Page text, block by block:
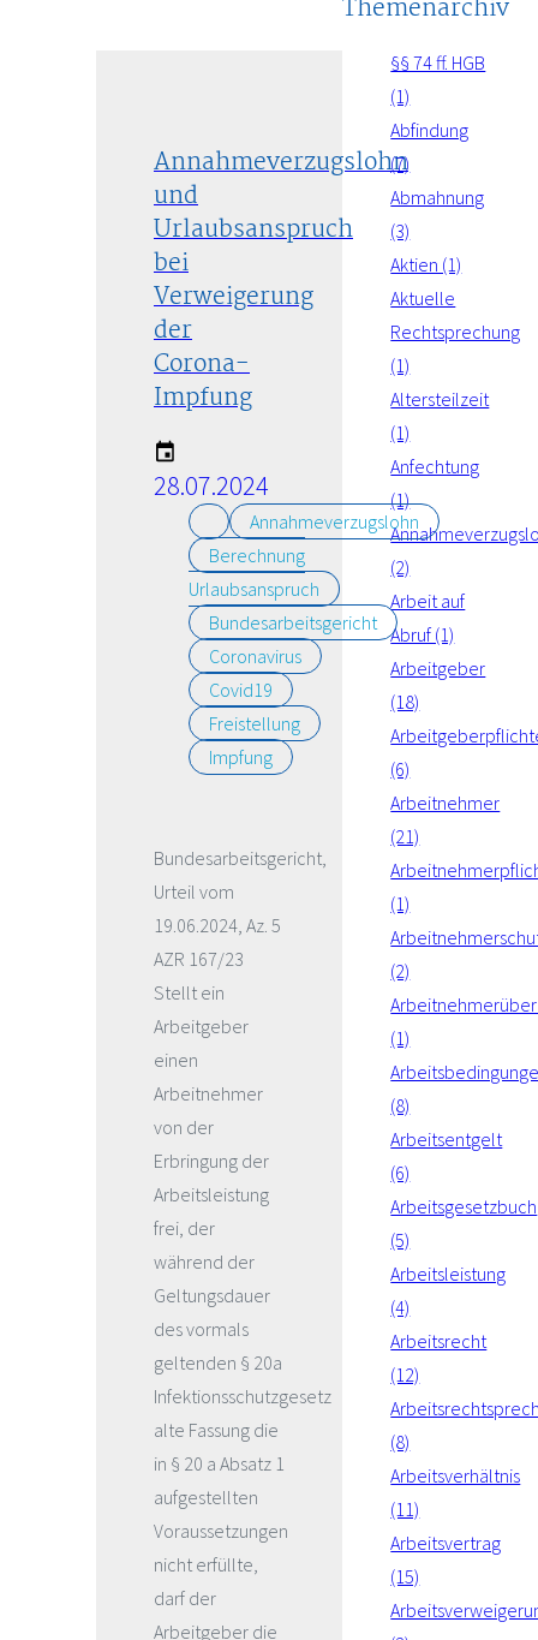
Annahmeverzugslohn
und
Urlaubsanspruch
bei
Verweigerung
der
Corona-
Impfung
28.07.2024
Annahmeverzugslohn
Berechnung
Urlaubsanspruch
Bundesarbeitsgericht
Coronavirus
Covid19
Freistellung
Impfung
Bundesarbeitsgericht,
Urteil vom
19.06.2024, Az. 5
AZR 167/23
Stellt ein
Arbeitgeber
einen
Arbeitnehmer
von der
Erbringung der
Arbeitsleistung
frei, der
während der
Geltungsdauer
des vormals
geltenden § 20a
Infektionsschutzgesetz
alte Fassung die
in § 20 a Absatz 1
aufgestellten
Voraussetzungen
nicht erfüllte,
darf der
Arbeitgeber die
Themenarchiv
§§ 74 ff. HGB
(1)
Abfindung
(7)
Abmahnung
(3)
Aktien (1)
Aktuelle
Rechtsprechung
(1)
Altersteilzeit
(1)
Anfechtung
(1)
(2)
Arbeit auf
Abruf (1)
Arbeitgeber
(18)
(6)
Arbeitnehmer
(21)
(1)
(2)
(1)
(8)
Arbeitsentgelt
(6)
Arbeitsgesetzbuch
(5)
Arbeitsleistung
(4)
Arbeitsrecht
(12)
(8)
Arbeitsverhältnis
(11)
Arbeitsvertrag
(15)